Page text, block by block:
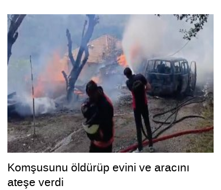
Komşusunu öldürüp evini ve aracını
ateşe verdi